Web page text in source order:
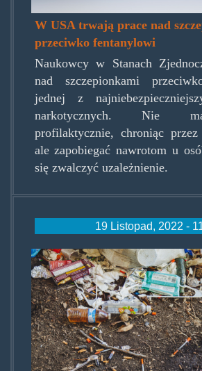
W USA trwają prace nad
przeciwko fentanylowi
Naukowcy w Stanach
nad szczepionkami
jednej z
narkotycznych. Nie
profilaktycznie, chroniąc przez
ale zapobiegać nawrotom u
się zwalczyć uzależnienie.
19 Listopad, 2022 -
jonathan-
gonzalez-
kk-
wa2xmxhy-
unsplash.jpg